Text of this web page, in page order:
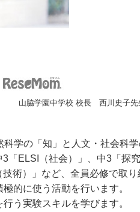
山脇学園中学校 校長 西川史子先
学の「知」と人文・社会科
ELSI（社会）」、中3「探
術）」など、全員必修で取り
的に使う活動を行います。
う実験スキルを学びます。